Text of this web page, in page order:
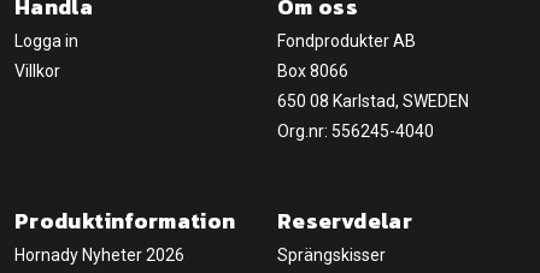
Logga in
Villkor
Fondprodukter AB
Box 8066
650 08 Karlstad, SWEDEN
Org.nr: 556245-4040
Produktinformation
Hornady Nyheter 2026
Reservdelar
Sprängskisser